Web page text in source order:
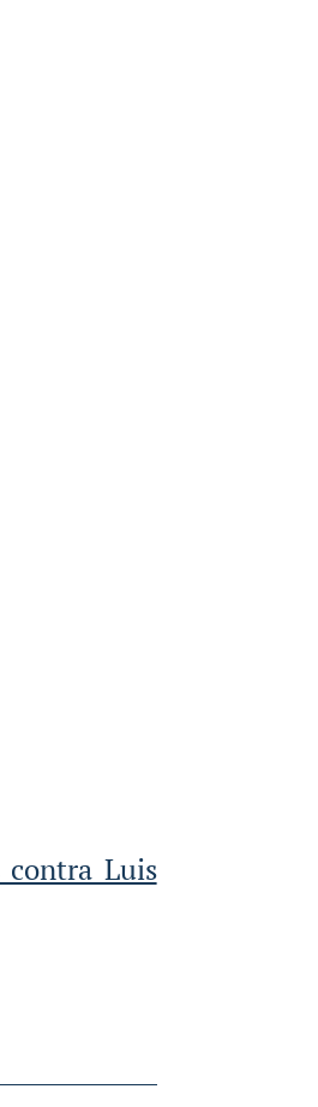
contra Luis